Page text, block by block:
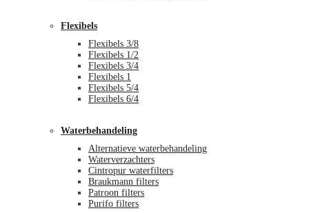
Flexibels
Flexibels 3/8
Flexibels 1/2
Flexibels 3/4
Flexibels 1
Flexibels 5/4
Flexibels 6/4
Waterbehandeling
Alternatieve waterbehandeling
Waterverzachters
Cintropur waterfilters
Braukmann filters
Patroon filters
Purifo filters